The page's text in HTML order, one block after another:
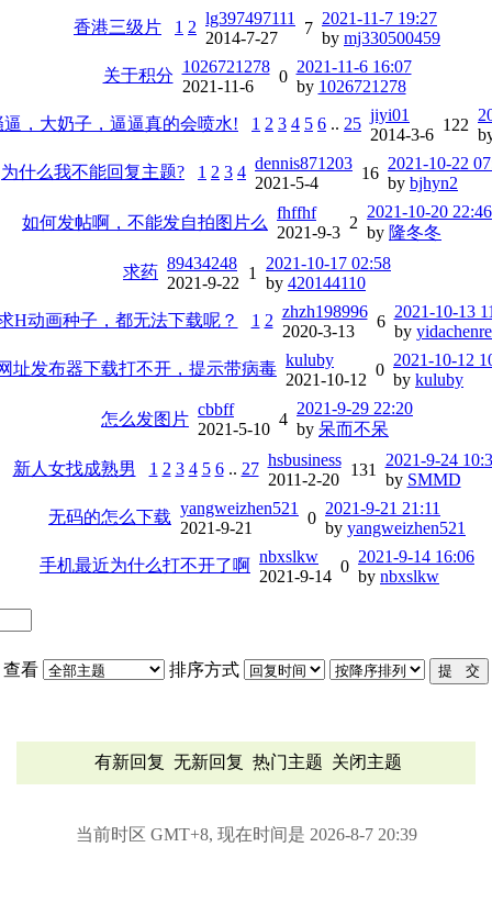
香港三级片
1 2 lg397497111
2014-7-27
7
2021-11-7 19:27
by mj330500459
关于积分 1026721278
2021-11-6
0
2021-11-6 16:07
by 1026721278
，大奶子，逼逼真的会喷水!
1 2 3 4 5 6 .. 25 jiyi01
2014-3-6
122
为什么我不能回复主题?
1 2 3 4 dennis871203
2021-5-4
16
2021-10-22
by bjhyn2
如何发帖啊，不能发自拍图片么
fhffhf
2021-9-3
2
2021-10-20 22:46
by 隆冬冬
求药 89434248
2021-9-22
1
2021-10-17 02:58
by 420144110
H动画种子，都无法下载呢？
1 2 zhzh198996
2020-3-13
6
2021-10-13
by
址发布器下载打不开，提示带病毒 kuluby
2021-10-12
0
2021-10-12
by kuluby
怎么发图片
cbbff
2021-5-10
4
2021-9-29 22:20
by 呆而不呆
新人女找成熟男 1 2 3 4 5 6.. 27 hsbusiness
2011-2-20
131
2021-9-24
by SMMD
无码的怎么下载 yangweizhen521
2021-9-21
0
2021-9-21 21:11
by yangweizhen521
手机最近为什么打不开了啊 nbxslkw
2021-9-14
0
2021-9-14 16:06
by nbxslkw
查看 排序方式
有新回复 无新回复 热门主题 关闭主题
当前时区 GMT+8, 现在时间是 2026-8-7 20:39